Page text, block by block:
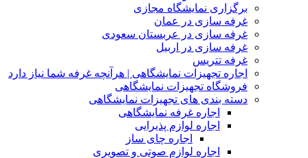
برگزاری نمایشگاه مجازی
غرفه سازی در عمان
غرفه سازی در عربستان سعودی
غرفه سازی در اربیل
غرفه تتریس
اجاره تجهیزات نمایشگاهی | هرآنچه غرفه شما نیاز دارد
فروشگاه تجهیزات نمایشگاهی
دسته بندی های تجهیزات نمایشگاهی
اجاره غرفه نمایشگاهی
اجاره لوازم پذیرایی
اجاره چای ساز
اجاره لوازم صوتی و تصویری